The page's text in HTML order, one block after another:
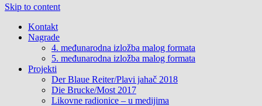
Skip to content
Kontakt
Nagrade
4. međunarodna izložba malog formata
5. međunarodna izložba malog formata
Projekti
Der Blaue Reiter/Plavi jahač 2018
Die Brucke/Most 2017
Likovne radionice – u medijima